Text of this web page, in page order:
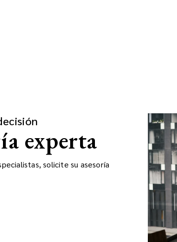
experta
solicite su asesoría